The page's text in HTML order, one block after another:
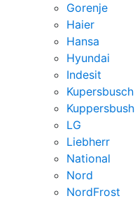
Gorenje
Haier
Hansa
Hyundai
Indesit
Kupersbusch
Kuppersbush
LG
Liebherr
National
Nord
NordFrost